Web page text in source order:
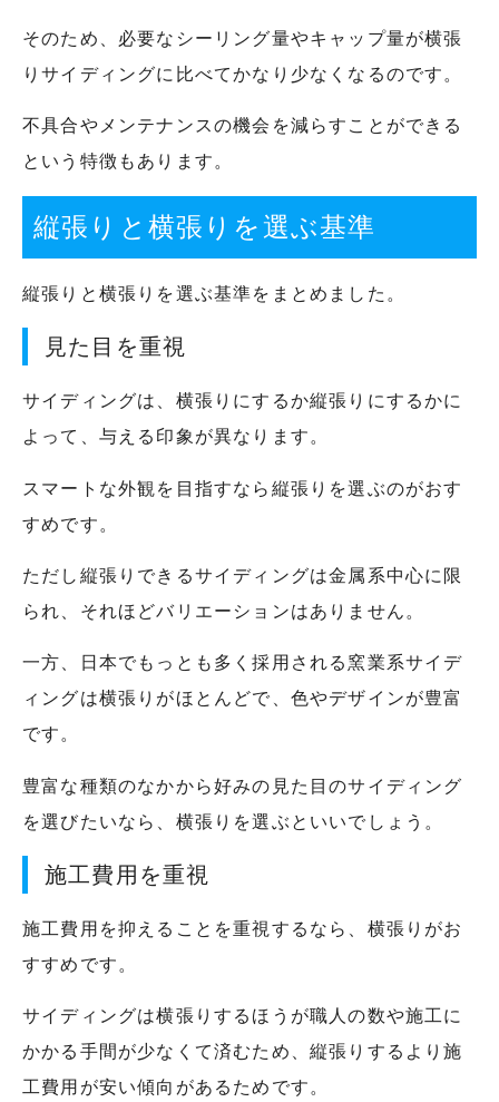
そのため、必要なシーリング量やキャップ量が横張
りサイディングに比べてかなり少なくなるのです。
不具合やメンテナンスの機会を減らすことができる
という特徴もあります。
縦張りと横張りを選ぶ基準
縦張りと横張りを選ぶ基準をまとめました。
見た目を重視
サイディングは、横張りにするか縦張りにするかに
よって、与える印象が異なります。
スマートな外観を目指すなら縦張りを選ぶのがおす
すめです。
ただし縦張りできるサイディングは金属系中心に限
られ、それほどバリエーションはありません。
一方、日本でもっとも多く採用される窯業系サイデ
ィングは横張りがほとんどで、色やデザインが豊富
です。
豊富な種類のなかから好みの見た目のサイディング
を選びたいなら、横張りを選ぶといいでしょう。
施工費用を重視
施工費用を抑えることを重視するなら、横張りがお
すすめです。
サイディングは横張りするほうが職人の数や施工に
かかる手間が少なくて済むため、縦張りするより施
工費用が安い傾向があるためです。